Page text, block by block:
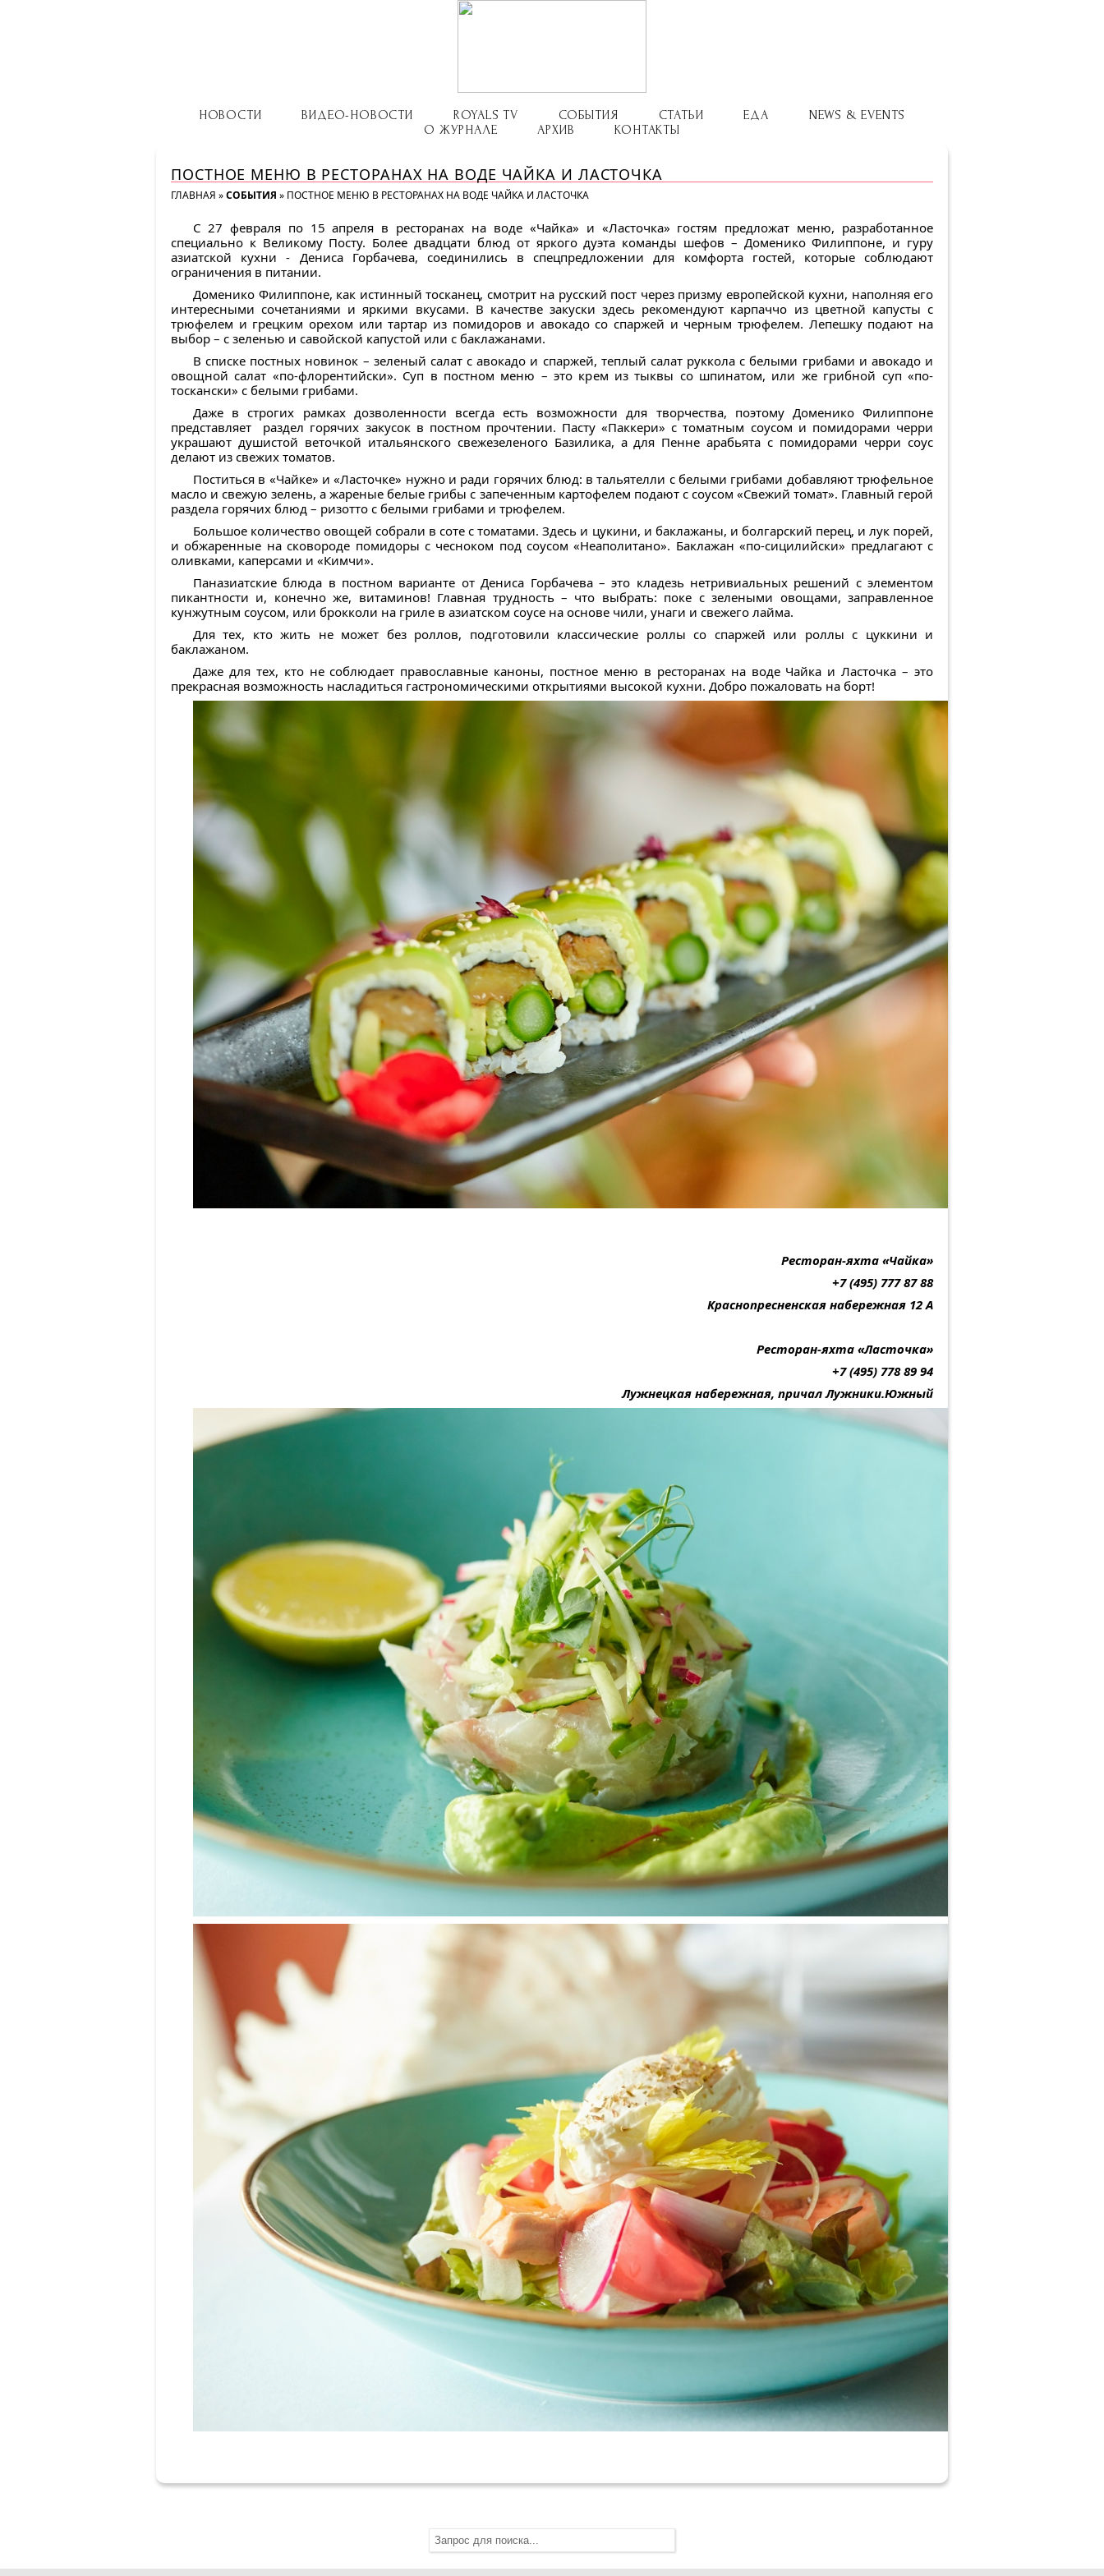
НОВОСТИ ВИДЕО-НОВОСТИ ROYALS TV СОБЫТИЯ СТАТЬИ ЕДА
NEWS & EVENTS
О ЖУРНАЛЕ
АРХИВ КОНТАКТЫ
ПОСТНОЕ МЕНЮ В РЕСТОРАНАХ НА ВОДЕ ЧАЙКА И ЛАСТОЧКА
ГЛАВНАЯ »СОБЫТИЯ » ПОСТНОЕ МЕНЮ В РЕСТОРАНАХ НА ВОДЕ ЧАЙКА И ЛАСТОЧКА
С 27 февраля по 15 апреля в ресторанах на воде «Чайка» и «Ласточка» гостям предложат меню, разработанное
специально к Великому Посту. Более двадцати блюд от яркого дуэта команды шефов – Доменико Филиппоне, и гуру
азиатской кухни - Дениса Горбачева, соединились в спецпредложении для комфорта гостей, которые соблюдают
ограничения в питании.
Доменико Филиппоне, как истинный тосканец, смотрит на русский пост через призму европейской кухни, наполняя его
интересными сочетаниями и яркими вкусами. В качестве закуски здесь рекомендуют карпаччо из цветной капусты с
трюфелем и грецким орехом или тартар из помидоров и авокадо со спаржей и черным трюфелем. Лепешку подают на
выбор – с зеленью и савойской капустой или с баклажанами.
В списке постных новинок – зеленый салат с авокадо и спаржей, теплый салат руккола с белыми грибами и авокадо и
овощной салат «по-флорентийски». Суп в постном меню – это крем из тыквы со шпинатом, или же грибной суп «по-
тоскански» с белыми грибами.
Даже в строгих рамках дозволенности всегда есть возможности для творчества, поэтому Доменико Филиппоне
представляет раздел горячих закусок в постном прочтении. Пасту «Паккери» с томатным соусом и помидорами черри
украшают душистой веточкой итальянского свежезеленого Базилика, а для Пенне арабьята с помидорами черри соус
делают из свежих томатов.
Поститься в «Чайке» и «Ласточке» нужно и ради горячих блюд: в тальятелли с белыми грибами добавляют трюфельное
масло и свежую зелень, а жареные белые грибы с запеченным картофелем подают с соусом «Свежий томат». Главный герой
раздела горячих блюд – ризотто с белыми грибами и трюфелем.
Большое количество овощей собрали в соте с томатами. Здесь и цукини, и баклажаны, и болгарский перец, и лук порей,
и обжаренные на сковороде помидоры с чесноком под соусом «Неаполитано». Баклажан «по-сицилийски» предлагают с
оливками, каперсами и «Кимчи».
Паназиатские блюда в постном варианте от Дениса Горбачева – это кладезь нетривиальных решений с элементом
пикантности и, конечно же, витаминов! Главная трудность – что выбрать: поке с зелеными овощами, заправленное
кунжутным соусом, или брокколи на гриле в азиатском соусе на основе чили, унаги и свежего лайма.
Для тех, кто жить не может без роллов, подготовили классические роллы со спаржей или роллы с цуккини и
баклажаном.
Даже для тех, кто не соблюдает православные каноны, постное меню в ресторанах на воде Чайка и Ласточка – это
прекрасная возможность насладиться гастрономическими открытиями высокой кухни. Добро пожаловать на борт!
Ресторан-яхта «Чайка»
+7 (495) 777 87 88
Краснопресненская набережная 12 А
Ресторан-яхта «Ласточка»
+7 (495) 778 89 94
Лужнецкая набережная, причал Лужники.Южный